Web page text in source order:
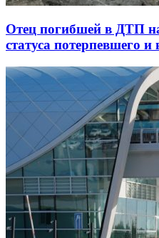
Отец погибшей в ДТП
статуса потерпевшего и